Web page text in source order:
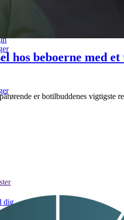
dig
hos beboerne med
er botilbuddenes vigtigste